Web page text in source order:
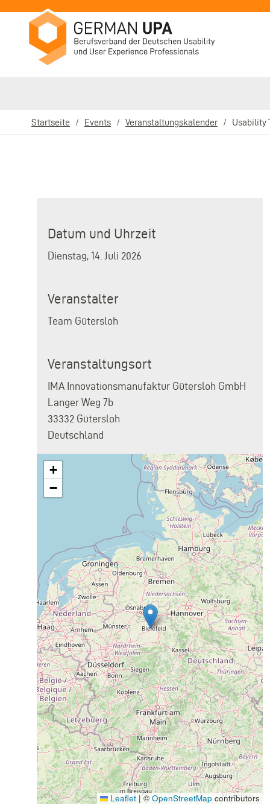
Startseite Events Veranstaltungskalender Usability
Datum und Uhrzeit
Dienstag, 14. Juli 2026
Veranstalter
Team Gütersloh
Veranstaltungsort
IMA Innovationsmanufaktur Gütersloh GmbH
Langer Weg 7b
33332 Gütersloh
Deutschland
+
−
Leaflet |©OpenStreetMap contributors